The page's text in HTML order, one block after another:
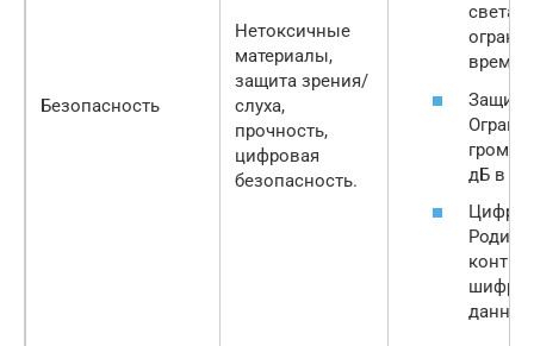
Безопасность
Нетоксичные
материалы,
защита зрения/
слуха,
прочность,
цифровая
безопасность.
света,
Защита
дБ в